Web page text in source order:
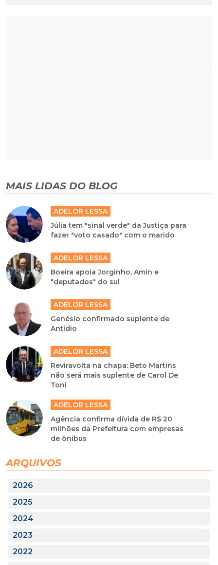
MAIS LIDAS DO BLOG
ADELOR LESSA
Júlia tem "sinal verde" da Justiça para
fazer "voto casado" com o marido
ADELOR LESSA
Boeira apoia Jorginho, Amin e
"deputados" do sul
ADELOR LESSA
Genésio confirmado suplente de
Antídio
ADELOR LESSA
Reviravolta na chapa: Beto Martins
não será mais suplente de Carol De
Toni
ADELOR LESSA
Agência confirma dívida de R$ 20
milhões da Prefeitura com empresas
de ônibus
ARQUIVOS
2026
2025
2024
2023
2022